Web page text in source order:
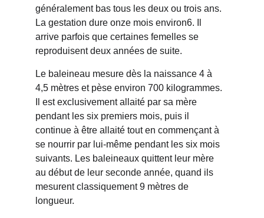
généralement bas tous les deux ou trois ans.
La gestation dure onze mois environ6. Il
arrive parfois que certaines femelles se
reproduisent deux années de suite.
Le baleineau mesure dès la naissance 4 à
4,5 mètres et pèse environ 700 kilogrammes.
Il est exclusivement allaité par sa mère
pendant les six premiers mois, puis il
continue à être allaité tout en commençant à
se nourrir par lui-même pendant les six mois
suivants. Les baleineaux quittent leur mère
au début de leur seconde année, quand ils
mesurent classiquement 9 mètres de
longueur.